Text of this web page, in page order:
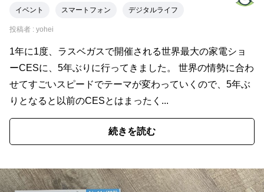
イベント スマートフォン デジタルライフ
投稿者 : yohei
1年に1度、ラスベガスで開催される世界最大の家電ショ
ーCESに、5年ぶりに行ってきました。 世界の情勢に合わ
せてすごいスピードでテーマが変わっていくので、5年ぶ
りとなると以前のCESとはまったく...
続きを読む